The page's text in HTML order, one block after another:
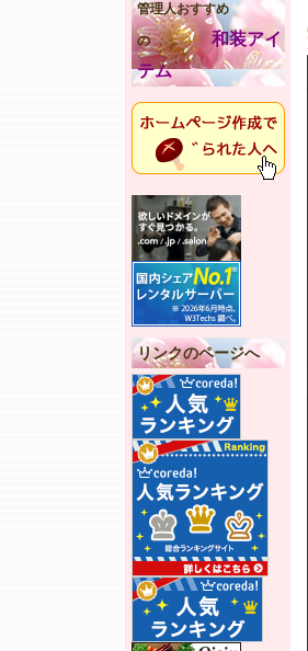
管理人おすすめ
の
和装アイ
テム
リンクのページへ